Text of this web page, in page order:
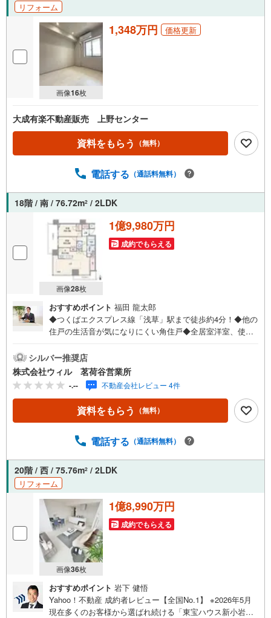
リフォーム
画像16枚
1,348万円 価格更新
大成有楽不動産販売 上野センター
資料をもらう （無料）
電話する （通話料無料）
18階 / 南 / 76.72m2 / 2LDK
画像28枚
1億9,980万円
成約でもらえる
おすすめポイント 福田 龍太郎
◆つくばエクスプレス線「浅草」駅まで徒歩約4分！◆他の
住戸の生活音が気になりにくい角住戸◆全居室洋室、使い
房設置◆LDKには開放感を演出してくれる対面キッチン採
用◆SIC付きですっきりとした玄関スペースに！◆季節物
の収納にも便利なWIC有り！◆不在時でも荷物の受け取り
に便利な宅配ボックス利用可能！◆24時間ゴミ出し可能！
お部屋はいつでもすっきり！◆パーティールーム、ワーキ
ングスペース等、共用施設充実！◆「金竜小学校」まで徒
0～19:00】上記時間はお電話が繋がりやすくなっておりま
「室内・現地を見学する（無料）」ボタンよりご希望の日
時をご記入いただけますとスムーズにご案内が可能です。
【ウィル不動産販売はここが強み】（1）住宅ローンに精通
したローン専門部署があります！（2）施工実績多数のリフ
ォーム部門も社内にあります！（3）定休日なし！
シルバー推奨店
株式会社ウィル 茗荷谷営業所
-.-- 不動産会社レビュー 4件
資料をもらう （無料）
電話する （通話料無料）
20階 / 西 / 75.76m2 / 2LDK
リフォーム
画像36枚
1億8,990万円
成約でもらえる
おすすめポイント 岩下 健悟
Yahoo！不動産 成約者レビュー【全国No.1】 ※2026年5月
現在多くのお客様から選ばれ続ける「東宝ハウス新小岩」